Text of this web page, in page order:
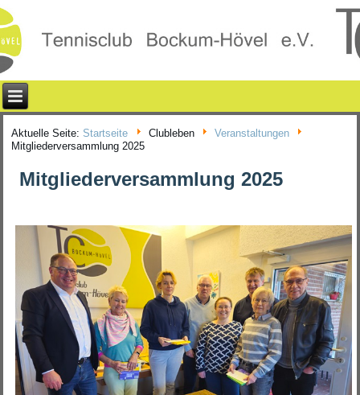
Aktuelle Seite: Startseite Clubleben
Veranstaltungen
Mitgliederversammlung 2025
Mitgliederversammlung 2025